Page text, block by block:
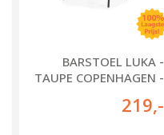
BARSTOEL LUKA -
TAUPE COPENHAGEN -
219,-